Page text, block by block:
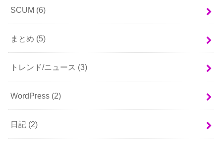
SCUM (6)
まとめ (5)
トレンド/ニュース (3)
WordPress (2)
日記 (2)